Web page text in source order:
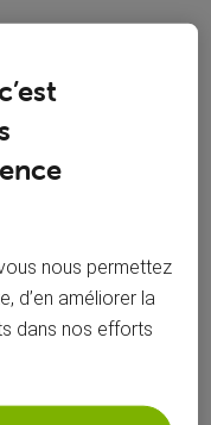
le numéro de client
ne les reconnait pas.
Lucas
les amis ! J'ai
pareil...
fr/support/abonne
le-mode-de-
Mer
nous permettez
d’en améliorer la
dans nos efforts